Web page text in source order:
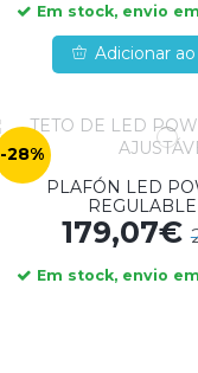
Em stock, envio
Adicionar
-28%
PLAFÓN LED
179,07€
Em stock, envio